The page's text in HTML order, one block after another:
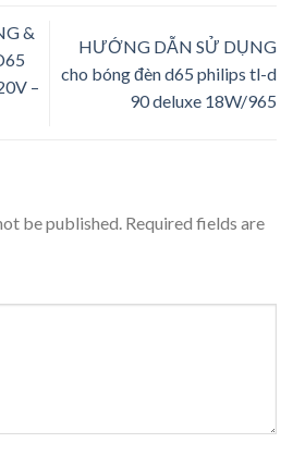
&
–
HƯỚNG DẪN SỬ DỤNG
cho bóng đèn d65 philips tl-d
90 deluxe 18W/965
be published. Required fields are